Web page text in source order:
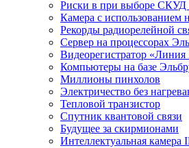
Риски в при выборе СКУД
Камера с использованием
Рекорды радиорелейной
Сервер на процессорах
Видеорегистратор
Компьютеры на базе
Миллионы пинхолов
Электричество без
Тепловой транзистор
Спутник квантовой связи
Будущее за скирмионами
Интеллектуальная камера